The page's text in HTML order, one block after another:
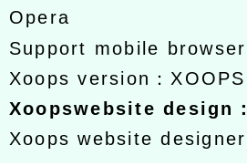
Opera
Support mobile browser
Xoops version：
Xoopswebsite design ：
Xoops website designer